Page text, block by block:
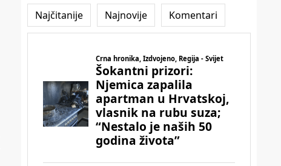
Najčitanije Najnovije Komentari